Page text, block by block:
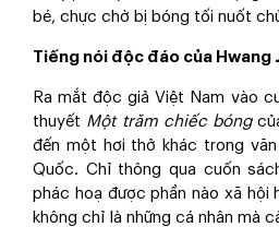
bé, chực chờ bị bóng tối nuốt
Tiếng nói độc đáo của Hwang
Ra mắt độc giả Việt Nam vào
thuyết Một trăm chiếc bóng
đến một hơi thở khác trong
Quốc. Chỉ thông qua cuốn
phác hoạ được phần nào xã hội
không chỉ là những cá nhân mà